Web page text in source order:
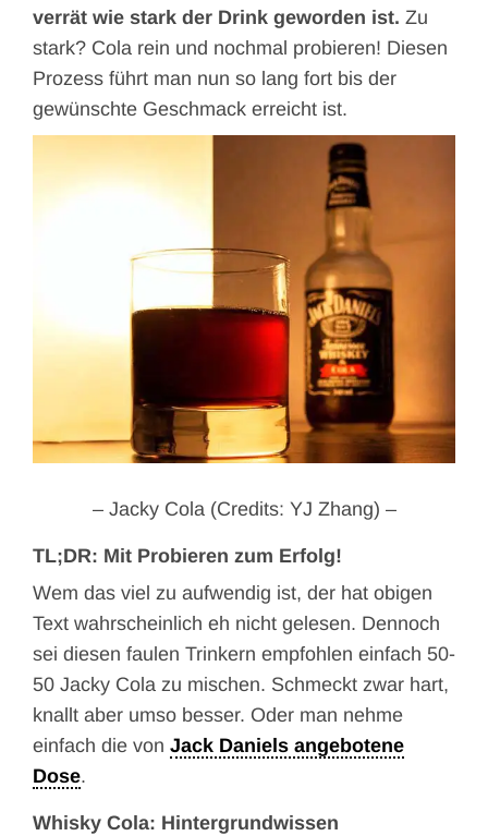
verrät wie stark der Drink geworden ist. Zu
stark? Cola rein und nochmal probieren! Diesen
Prozess führt man nun so lang fort bis der
gewünschte Geschmack erreicht ist.
– Jacky Cola (Credits: YJ Zhang) –
TL;DR: Mit Probieren zum Erfolg!
Wem das viel zu aufwendig ist, der hat obigen
Text wahrscheinlich eh nicht gelesen. Dennoch
sei diesen faulen Trinkern empfohlen einfach 50-
50 Jacky Cola zu mischen. Schmeckt zwar hart,
knallt aber umso besser. Oder man nehme
einfach die von Jack Daniels angebotene
Dose.
Whisky Cola: Hintergrundwissen